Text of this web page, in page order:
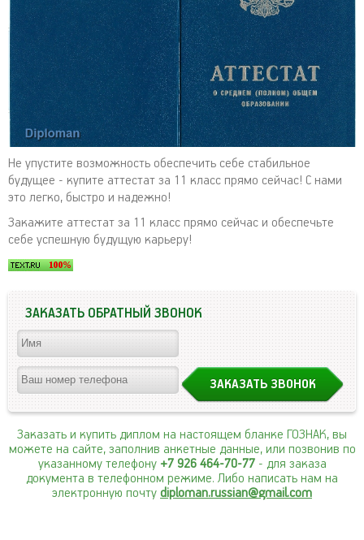
Не упустите возможность обеспечить себе стабильное
будущее - купите аттестат за 11 класс прямо сейчас! С нами
это легко, быстро и надежно!
Закажите аттестат за 11 класс прямо сейчас и обеспечьте
себе успешную будущую карьеру!
ЗАКАЗАТЬ ОБРАТНЫЙ ЗВОНОК
Заказать и купить диплом на настоящем бланке ГОЗНАК, вы
можете на сайте, заполнив анкетные данные, или позвонив по
указанному телефону +7 926 464-70-77- для заказа
документа в телефонном режиме. Либо написать нам на
электронную почту diploman.russian@gmail.com